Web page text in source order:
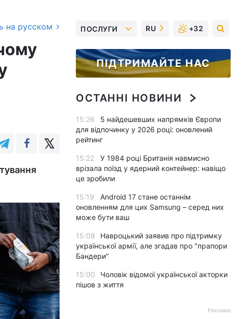
на русском ПОСЛУГИ RU +32
ПІДТРИМАЙТЕ НАС
ОСТАННІ НОВИНИ
15:26
5 найдешевших напрямків Європи
для відпочинку у 2026 році: оновлений
рейтинг
15:22
У 1984 році Британія навмисно
врізала поїзд у ядерний контейнер: навіщо
це зробили
15:19
Android 17 стане останнім
оновленням для цих Samsung – серед них
може бути ваш
15:08
Навроцький заявив про підтримку
української армії, але згадав про "прапори
Бандери"
15:00
Чоловік відомої української акторки
пішов з життя
Реклама